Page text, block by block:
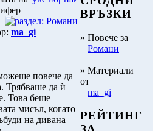
ma_gi
повече да
Трябваше да ѝ
Това беше
мисъл, когато
на дивана
ВРЪЗКИ
» Повече за
Романи
» Материали
от
ma_gi
РЕЙТИНГ